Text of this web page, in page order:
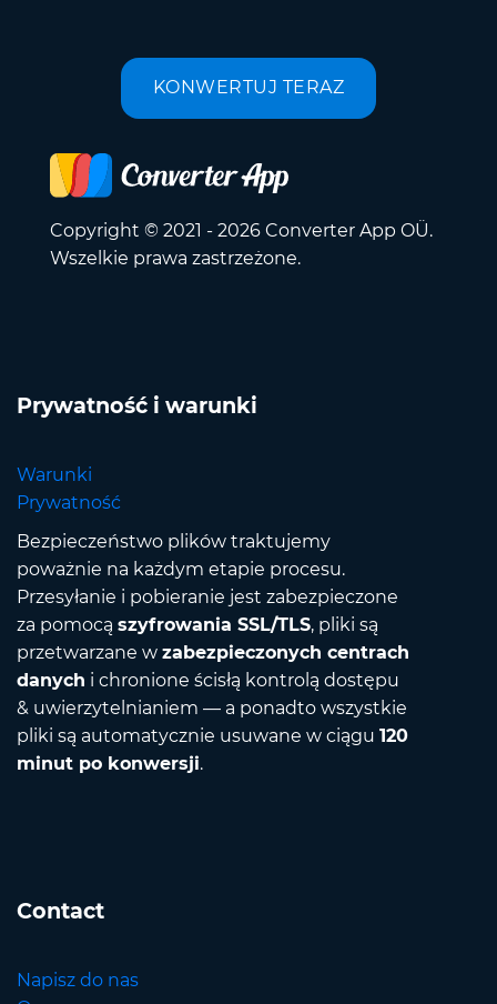
KONWERTUJ TERAZ
Copyright © 2021 - 2026 Converter App OÜ.
Wszelkie prawa zastrzeżone.
Prywatność i warunki
Warunki
Prywatność
Bezpieczeństwo plików traktujemy
poważnie na każdym etapie procesu.
Przesyłanie i pobieranie jest zabezpieczone
za pomocą szyfrowania SSL/TLS, pliki są
przetwarzane w zabezpieczonych centrach
danych i chronione ścisłą kontrolą dostępu
& uwierzytelnianiem — a ponadto wszystkie
pliki są automatycznie usuwane w ciągu 120
minut po konwersji.
Contact
Napisz do nas